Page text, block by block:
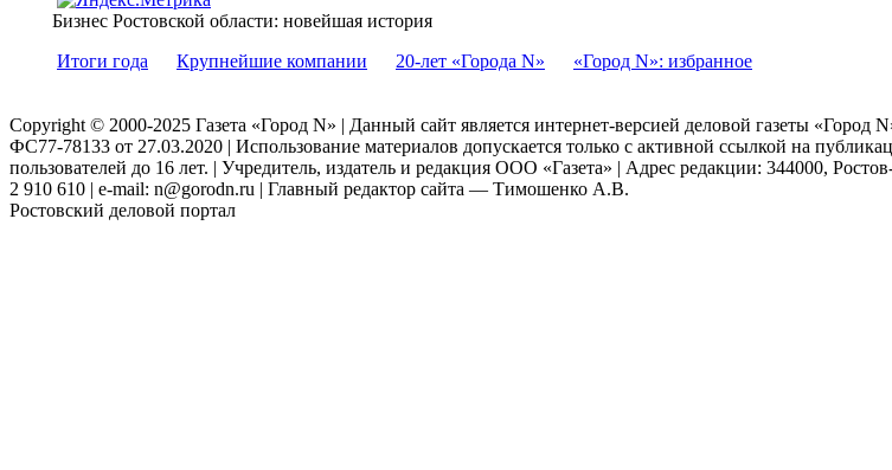
Бизнес Ростовской области: новейшая история
Итоги года
Крупнейшие компании 20-лет «Города N» «Город N»: избранное
Copyright © 2000-2025 Газета «Город N» | Данный сайт является интернет-версией деловой газеты
ФС77-78133 от 27.03.2020 | Использование материалов допускается только с активной ссылкой на
пользователей до 16 лет. | Учредитель, издатель и редакция ООО «Газета» | Адрес редакции: 344000,
2 910 610 | e-mail: n@gorodn.ru | Главный редактор сайта — Тимошенко А.В.
Ростовский деловой портал